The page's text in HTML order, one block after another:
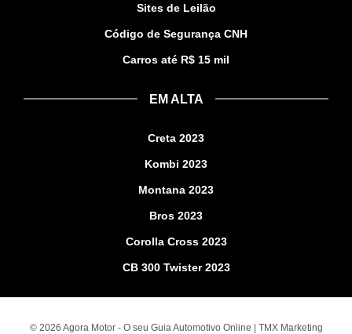
Sites de Leilão
Código de Segurança CNH
Carros até R$ 15 mil
EM ALTA
Creta 2023
Kombi 2023
Montana 2023
Bros 2023
Corolla Cross 2023
CB 300 Twister 2023
© 2026 Agora Motor - O seu Guia Automotivo Online | TMX Marketing